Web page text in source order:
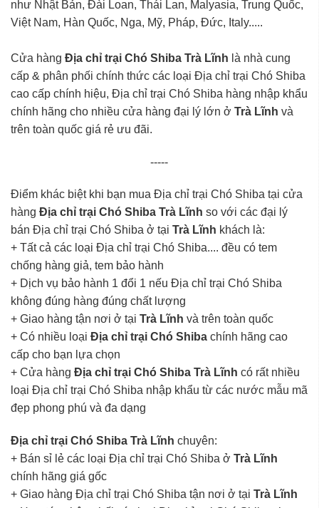
như Nhật Bản, Đài Loan, Thái Lan, Malyasia, Trung Quốc,
Việt Nam, Hàn Quốc, Nga, Mỹ, Pháp, Đức, Italy.....
Cửa hàng Địa chỉ trại Chó Shiba Trà Lĩnh là nhà cung
cấp & phân phối chính thức các loại Địa chỉ trại Chó Shiba
cao cấp chính hiệu, Địa chỉ trại Chó Shiba hàng nhập khẩu
chính hãng cho nhiều cửa hàng đại lý lớn ở Trà Lĩnh và
trên toàn quốc giá rẻ ưu đãi.
-----
Điểm khác biệt khi bạn mua Địa chỉ trại Chó Shiba tại cửa
hàng Địa chỉ trại Chó Shiba Trà Lĩnh so với các đại lý
bán Địa chỉ trại Chó Shiba ở tại Trà Lĩnh khách là:
+ Tất cả các loại Địa chỉ trại Chó Shiba.... đều có tem
chống hàng giả, tem bảo hành
+ Dịch vụ bảo hành 1 đổi 1 nếu Địa chỉ trại Chó Shiba
không đúng hàng đúng chất lượng
+ Giao hàng tận nơi ở tại Trà Lĩnh và trên toàn quốc
+ Có nhiều loại Địa chỉ trại Chó Shiba chính hãng cao
cấp cho bạn lựa chọn
+ Cửa hàng Địa chỉ trại Chó Shiba Trà Lĩnh có rất nhiều
loại Địa chỉ trại Chó Shiba nhập khẩu từ các nước mẫu mã
đẹp phong phú và đa dạng
Địa chỉ trại Chó Shiba Trà Lĩnh chuyên:
+ Bán sỉ lẻ các loại Địa chỉ trại Chó Shiba ở Trà Lĩnh
chính hãng giá gốc
+ Giao hàng Địa chỉ trại Chó Shiba tận nơi ở tại Trà Lĩnh